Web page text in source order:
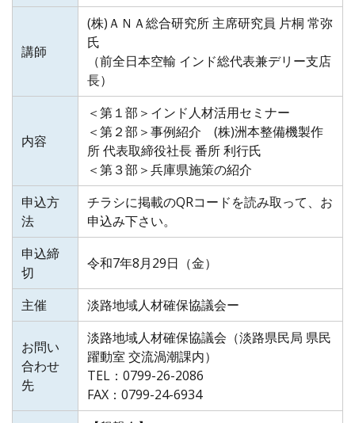
講師
(株)ＡＮＡ総合研究所 主席研究員 片桐 常弥
氏
（前全日本空輸 インド総代表兼デリー支店
長）
内容
＜第１部＞インド人材活用セミナー
＜第２部＞事例紹介 (株)洲本整備機製作
所 代表取締役社長 番所 利行氏
＜第３部＞兵庫県施策の紹介
申込方
法
チラシに掲載のQRコードを読み取って、お
申込み下さい。
申込締
切
令和7年8月29日（金）
主催 淡路地域人材確保協議会ー
お問い
合わせ
先
淡路地域人材確保協議会（淡路県民局 県民
躍動室 交流渦潮課内）
TEL：0799-26-2086
FAX：0799-24-6934